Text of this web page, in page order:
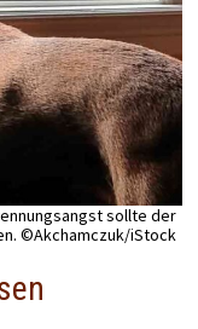
sollte der
©Akchamczuk/iStock